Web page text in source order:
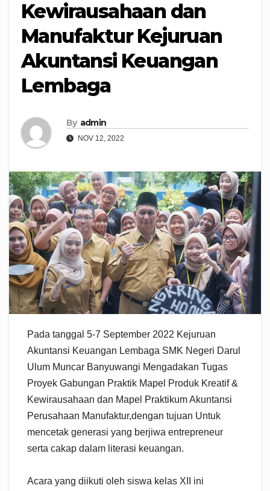
Kewirausahaan dan
Manufaktur Kejuruan
Akuntansi Keuangan
Lembaga
By admin
NOV 12, 2022
Pada tanggal 5-7 September 2022 Kejuruan
Akuntansi Keuangan Lembaga SMK Negeri Darul
Ulum Muncar Banyuwangi Mengadakan Tugas
Proyek Gabungan Praktik Mapel Produk Kreatif &
Kewirausahaan dan Mapel Praktikum Akuntansi
Perusahaan Manufaktur,dengan tujuan Untuk
mencetak generasi yang berjiwa entrepreneur
serta cakap dalam literasi keuangan.
Acara yang diikuti oleh siswa kelas XII ini